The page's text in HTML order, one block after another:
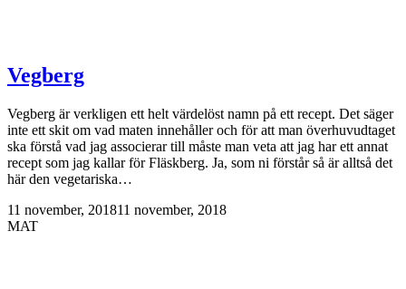
Vegberg
Vegberg är verkligen ett helt värdelöst namn på ett recept. Det säger
inte ett skit om vad maten innehåller och för att man överhuvudtaget
ska förstå vad jag associerar till måste man veta att jag har ett annat
recept som jag kallar för Fläskberg. Ja, som ni förstår så är alltså det
här den vegetariska…
11 november, 201811 november, 2018
MAT